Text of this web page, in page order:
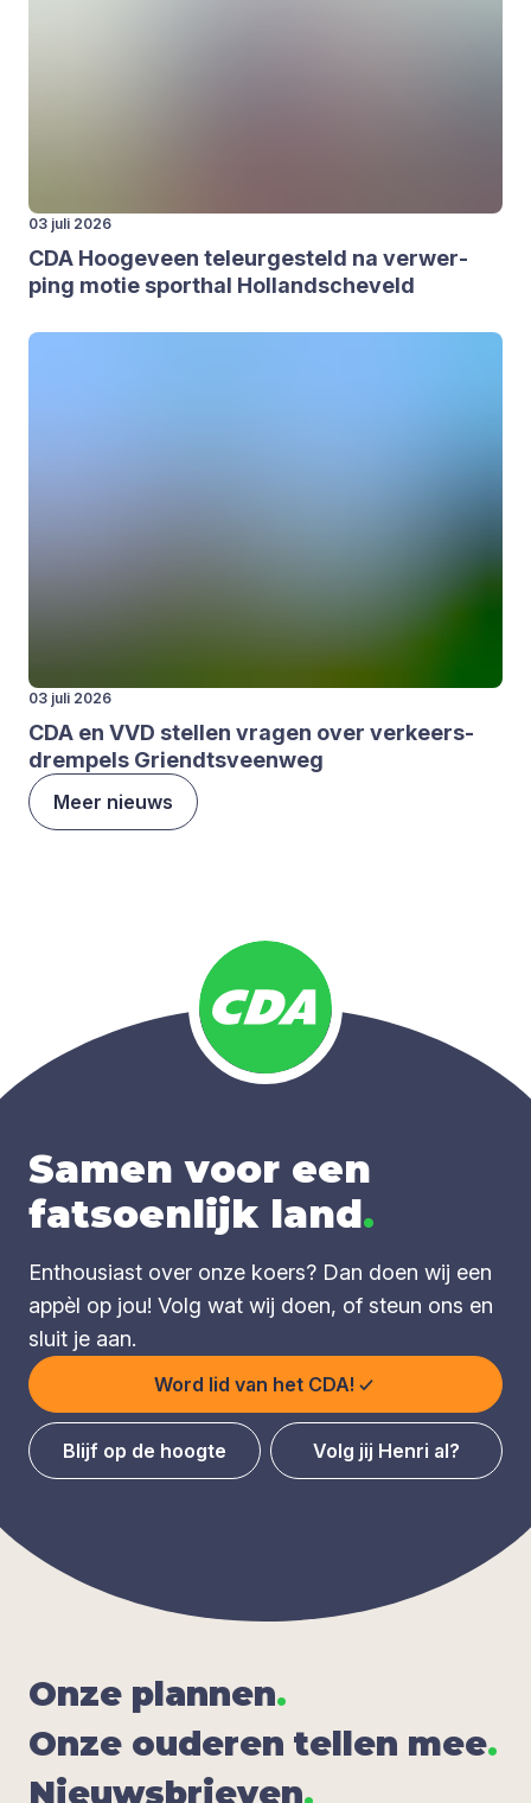
03 juli 2026
CDA Hoo­ge­veen teleur­ge­steld na ver­wer­
ping motie sport­hal Hol­land­sche­veld
03 juli 2026
CDA en VVD stel­len vra­gen over ver­keers­
drem­pels Griendts­veen­weg
Meer nieuws
Samen voor een
fatsoenlijk land.
Enthousiast over onze koers? Dan doen wij een
appèl op jou! Volg wat wij doen, of steun ons en
sluit je aan.
Word lid van het CDA!
Blijf op de hoogte Volg jij Henri al?
Onze plan­nen.
Onze oude­ren tel­len mee.
Nieuws­brie­ven.